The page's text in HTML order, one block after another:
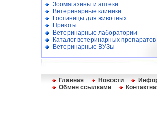
Зоомагазины и аптеки
Ветеринарные клиники
Гостиницы для животных
Приюты
Ветеринарные лаборатории
Каталог ветеринарных препаратов
Ветеринарные ВУЗы
Главная Новости
Обмен ссылками